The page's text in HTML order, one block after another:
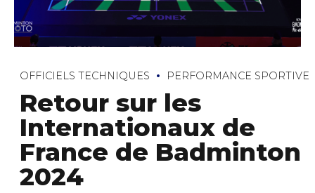
OFFICIELS TECHNIQUES PERFORMANCE SPORTIVE
Retour sur les
Internationaux de
France de Badminton
2024